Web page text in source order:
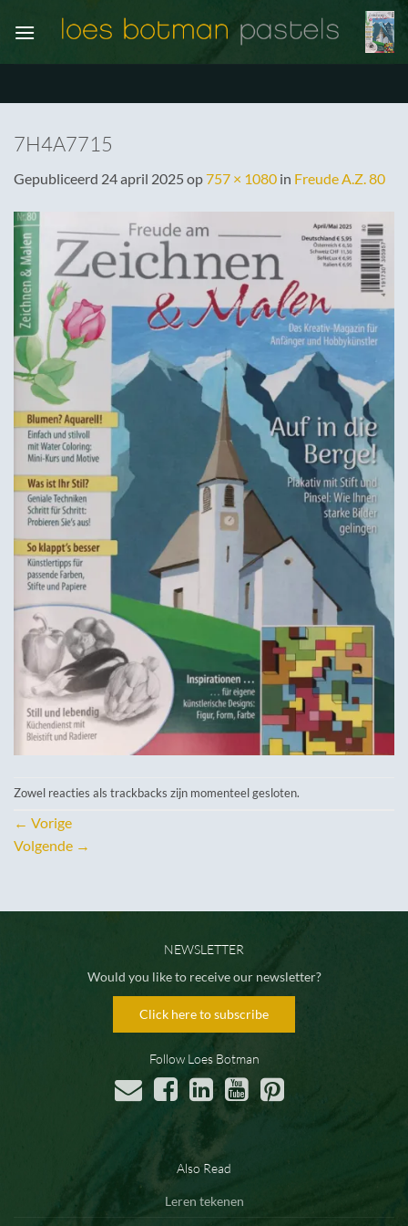
naar
7H4A7715
Gepubliceerd 24 april 2025 op757 × 1080 in Freude A.Z. 80
Zowel reacties als trackbacks zijn momenteel gesloten.
← Vorige
Volgende →
NEWSLETTER
Would you like to receive our newsletter?
Click here to subscribe
Follow Loes Botman
Also Read
Leren tekenen